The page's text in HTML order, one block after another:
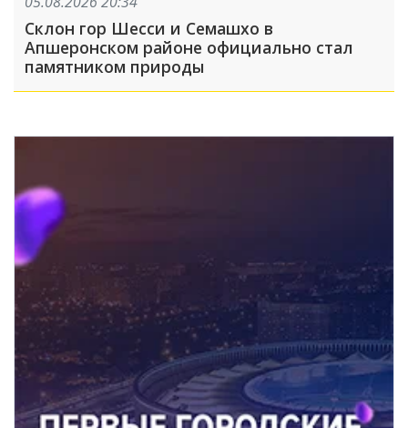
Склон гор Шесси и Семашхо в
Апшеронском районе официально стал
памятником природы